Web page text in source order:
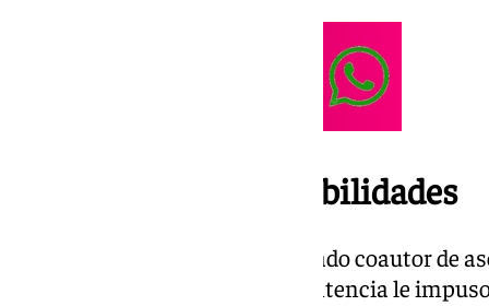
Condenas y responsabilidades
El menor encausado fue declarado coautor de
con violencia con armas. La sentencia le